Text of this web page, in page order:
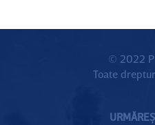
© 2022
Toate